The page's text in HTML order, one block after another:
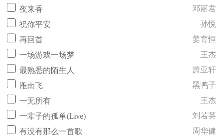
夜来香
邓丽君
祝你平安
孙悦
再回首
姜育恒
一场游戏一场梦
王杰
最熟悉的陌生人
萧亚轩
雁南飞
黑鸭子
一无所有
王杰
一辈子的孤单(Live)
刘若英
有没有那么一首歌
周华健